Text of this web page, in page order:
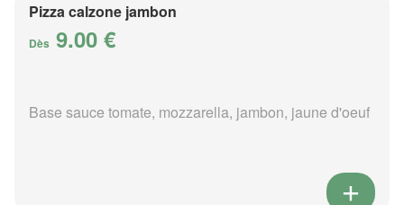
Pizza calzone jambon
Dès 9.00 €
Base sauce tomate, mozzarella, jambon, jaune d'oeuf